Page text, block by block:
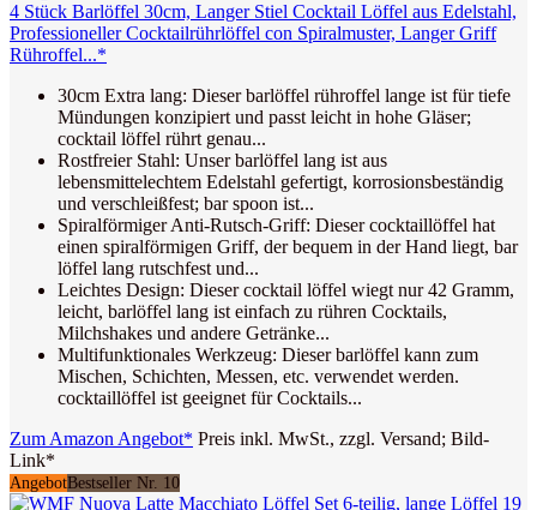
4 Stück Barlöffel 30cm, Langer Stiel Cocktail Löffel aus Edelstahl,
Professioneller Cocktailrührlöffel con Spiralmuster, Langer Griff
Rühroffel...*
30cm Extra lang: Dieser barlöffel rühroffel lange ist für tiefe
Mündungen konzipiert und passt leicht in hohe Gläser;
cocktail löffel rührt genau...
Rostfreier Stahl: Unser barlöffel lang ist aus
lebensmittelechtem Edelstahl gefertigt, korrosionsbeständig
und verschleißfest; bar spoon ist...
Spiralförmiger Anti-Rutsch-Griff: Dieser cocktaillöffel hat
einen spiralförmigen Griff, der bequem in der Hand liegt, bar
löffel lang rutschfest und...
Leichtes Design: Dieser cocktail löffel wiegt nur 42 Gramm,
leicht, barlöffel lang ist einfach zu rühren Cocktails,
Milchshakes und andere Getränke...
Multifunktionales Werkzeug: Dieser barlöffel kann zum
Mischen, Schichten, Messen, etc. verwendet werden.
cocktaillöffel ist geeignet für Cocktails...
Zum Amazon Angebot* Preis inkl. MwSt., zzgl. Versand; Bild-
Link*
AngebotBestseller Nr. 10